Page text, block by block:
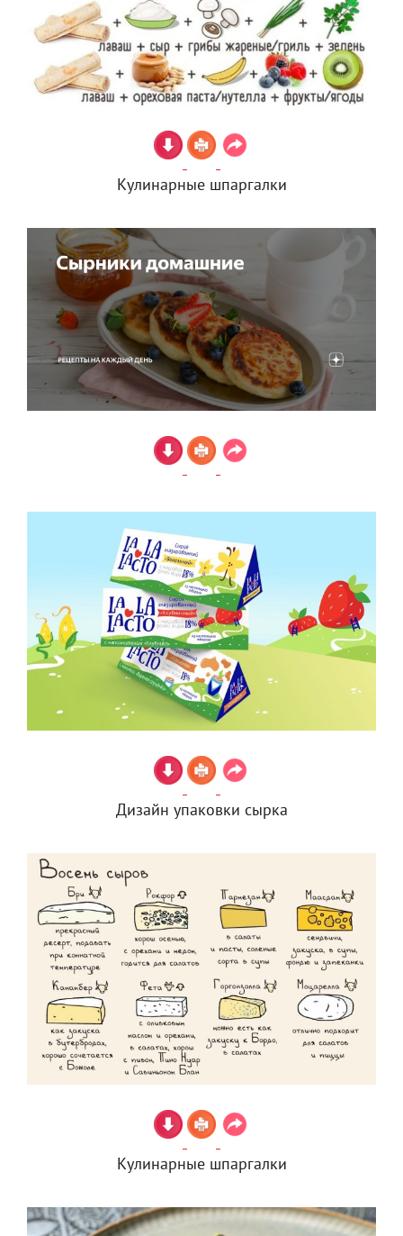
Кулинарные шпаргалки
Дизайн упаковки сырка
Кулинарные шпаргалки